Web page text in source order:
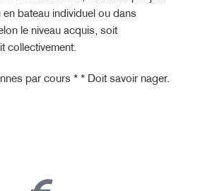
en bateau individuel ou dans
le niveau acquis, soit
collectivement.
par cours * * Doit savoir nager.